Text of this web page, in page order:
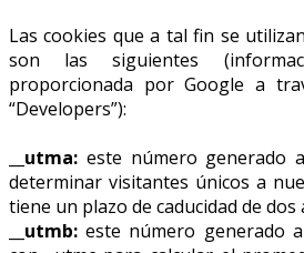
Las cookies que a tal fin se
son las siguientes
proporcionada por Google a
“Developers”):
__utma: este número generado
determinar visitantes únicos a
tiene un plazo de caducidad de dos
__utmb: este número generado